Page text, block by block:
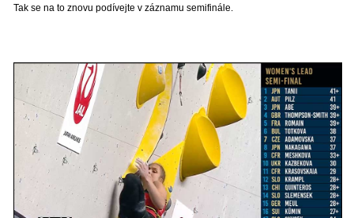
Tak se na to znovu podívejte v záznamu semifinále.